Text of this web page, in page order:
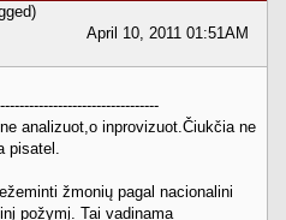
April 10, 2011 01:51AM
analizuot,o inprovizuot.Čiukčia ne
žmonių pagal nacionalini
požymį. Tai vadinama